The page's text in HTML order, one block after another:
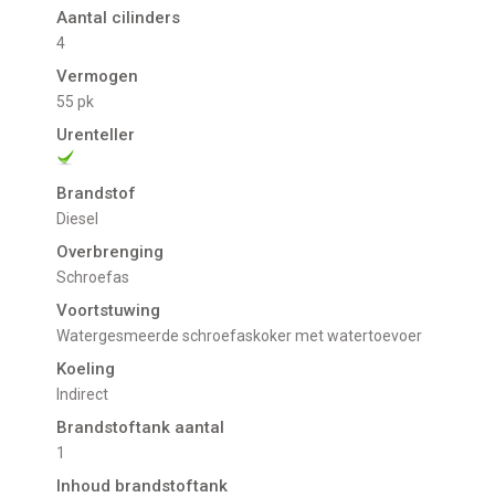
Aantal cilinders
4
Vermogen
55 pk
Urenteller
Brandstof
Diesel
Overbrenging
Schroefas
Voortstuwing
Watergesmeerde schroefaskoker met watertoevoer
Koeling
indirect
Brandstoftank aantal
1
Inhoud brandstoftank